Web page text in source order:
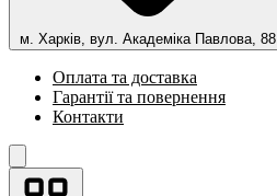
м. Харків, вул. Академіка Павлова, 88
Оплата та доставка
Гарантії та повернення
Контакти